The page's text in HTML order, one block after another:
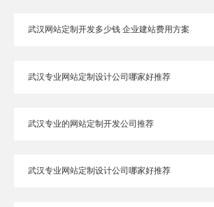
武汉网站定制开发多少钱 企业建站费用方案
武汉专业网站定制设计公司哪家好推荐
武汉专业的网站定制开发公司推荐
武汉专业网站定制设计公司哪家好推荐